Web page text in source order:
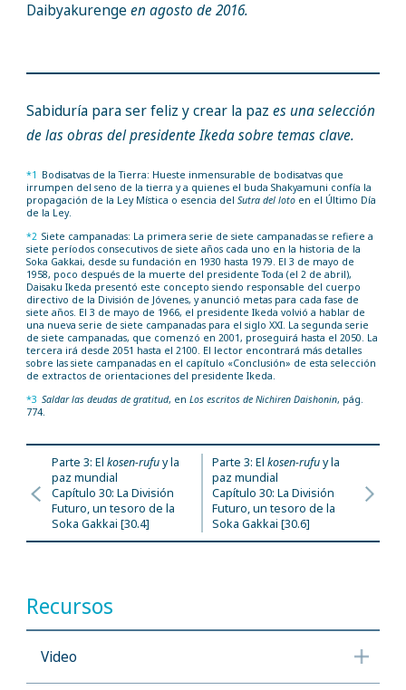
Daibyakurenge en agosto de 2016.
Sabiduría para ser feliz y crear la paz es una selección
de las obras del presidente Ikeda sobre temas clave.
*1 Bodisatvas de la Tierra: Hueste inmensurable de bodisatvas que
irrumpen del seno de la tierra y a quienes el buda Shakyamuni confía la
propagación de la Ley Mística o esencia del Sutra del loto en el Último Día
de la Ley.
*2 Siete campanadas: La primera serie de siete campanadas se refiere a
siete períodos consecutivos de siete años cada uno en la historia de la
Soka Gakkai, desde su fundación en 1930 hasta 1979. El 3 de mayo de
1958, poco después de la muerte del presidente Toda (el 2 de abril),
Daisaku Ikeda presentó este concepto siendo responsable del cuerpo
directivo de la División de Jóvenes, y anunció metas para cada fase de
siete años. El 3 de mayo de 1966, el presidente Ikeda volvió a hablar de
una nueva serie de siete campanadas para el siglo XXI. La segunda serie
de siete campanadas, que comenzó en 2001, proseguirá hasta el 2050. La
tercera irá desde 2051 hasta el 2100. El lector encontrará más detalles
sobre las siete campanadas en el capítulo «Conclusión» de esta selección
de extractos de orientaciones del presidente Ikeda.
*3 Saldar las deudas de gratitud, en Los escritos de Nichiren Daishonin, pág.
774.
Parte 3: Elkosen-rufuy la
paz mundial
Capítulo 30: La División
Futuro, un tesoro de la
Soka Gakkai [30.4]
Parte 3: El kosen-rufuy la
paz mundial
Capítulo 30: La División
Futuro, un tesoro de la
Soka Gakkai [30.6]
Recursos
Video